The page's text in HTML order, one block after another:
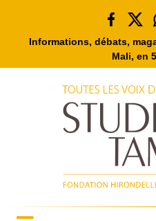
Informations, débats,
Mali, en